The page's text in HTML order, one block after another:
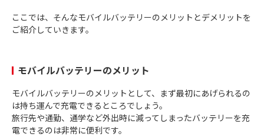
ここでは、そんなモバイルバッテリーのメリットとデメリットを
ご紹介していきます。
モバイルバッテリーのメリット
モバイルバッテリーのメリットとして、まず最初にあげられるの
は持ち運んで充電できるところでしょう。
旅行先や通勤、通学など外出時に減ってしまったバッテリーを充
電できるのは非常に便利です。